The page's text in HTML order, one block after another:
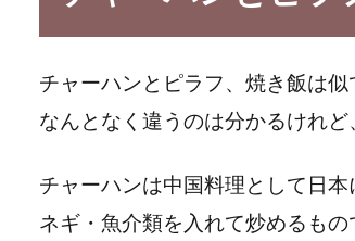
チャーハンとピラフ、焼き飯は似
なんとなく違うのは分かるけれ
チャーハンは中国料理として日
ネギ・魚介類を入れて炒めるもの